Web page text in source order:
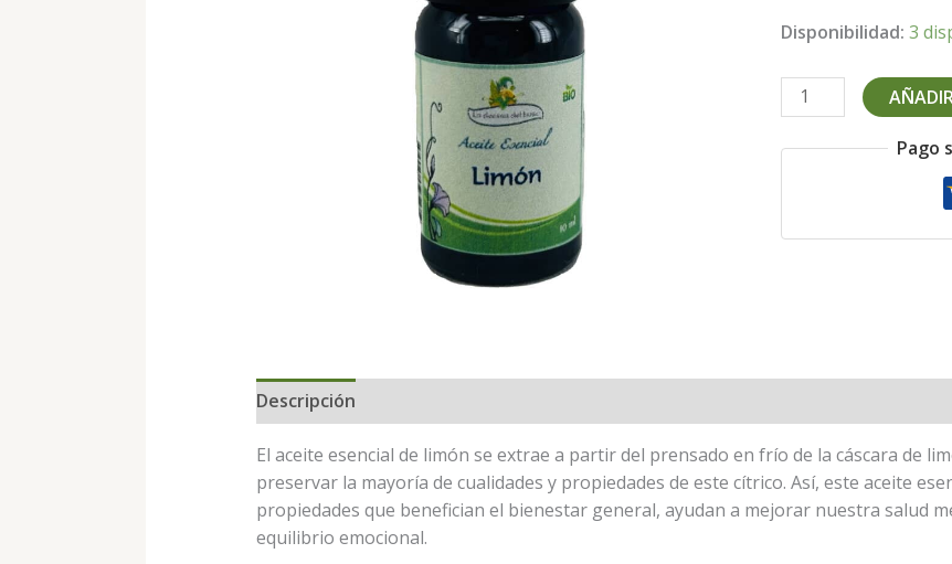
Disponibilidad: 3
Aceite
esencial
de
Pago
Descripción
El aceite esencial de limón se extrae a partir del prensado en frío de la cáscara de
preservar la mayoría de cualidades y propiedades de este cítrico. Así, este aceite
propiedades que benefician el bienestar general, ayudan a mejorar nuestra salud
equilibrio emocional.